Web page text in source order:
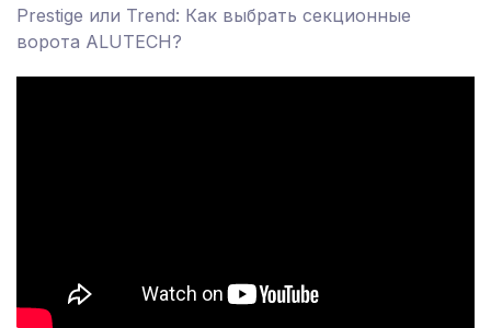
Prestige или Trend: Как выбрать секционные
ворота ALUTECH?